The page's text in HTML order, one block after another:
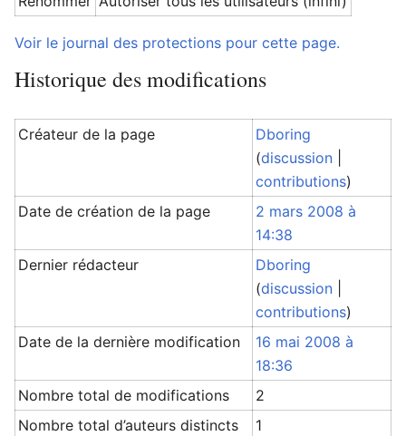
Voir le journal des protections pour cette page.
Historique des modifications
Créateur de la page
Dboring
(discussion
contributions)
Date de création de la page
2 mars 2008 à
14:38
Dernier rédacteur
Dboring
(discussion
contributions)
Date de la dernière modification
16 mai 2008 à
18:36
Nombre total de modifications
2
Nombre total d’auteurs distincts
1